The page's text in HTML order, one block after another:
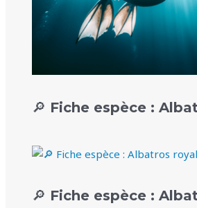
🔎 Fiche espèce :
🔎 Fiche espèce :